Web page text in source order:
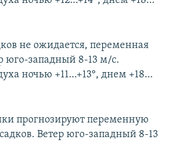
не ожидается, переменная
юго-западный 8-13 м/с.
ночью +11…+13°, днем +18…
прогнозируют переменную
Ветер юго-западный 8-13